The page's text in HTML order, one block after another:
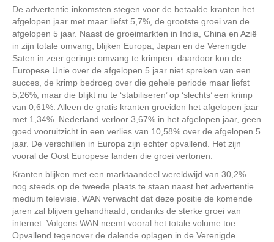
De advertentie inkomsten stegen voor de betaalde kranten het
afgelopen jaar met maar liefst 5,7%, de grootste groei van de
afgelopen 5 jaar. Naast de groeimarkten in India, China en Azië
in zijn totale omvang, blijken Europa, Japan en de Verenigde
Saten in zeer geringe omvang te krimpen. daardoor kon de
Europese Unie over de afgelopen 5 jaar niet spreken van een
succes, de krimp bedroeg over die gehele periode maar liefst
5,26%, maar die blijkt nu te ‘stabiliseren’ op ‘slechts’ een krimp
van 0,61%. Alleen de gratis kranten groeiden het afgelopen jaar
met 1,34%. Nederland verloor 3,67% in het afgelopen jaar, geen
goed vooruitzicht in een verlies van 10,58% over de afgelopen 5
jaar. De verschillen in Europa zijn echter opvallend. Het zijn
vooral de Oost Europese landen die groei vertonen.
Kranten blijken met een marktaandeel wereldwijd van 30,2%
nog steeds op de tweede plaats te staan naast het advertentie
medium televisie. WAN verwacht dat deze positie de komende
jaren zal blijven gehandhaafd, ondanks de sterke groei van
internet. Volgens WAN neemt vooral het totale volume toe.
Opvallend tegenover de dalende oplagen in de Verenigde